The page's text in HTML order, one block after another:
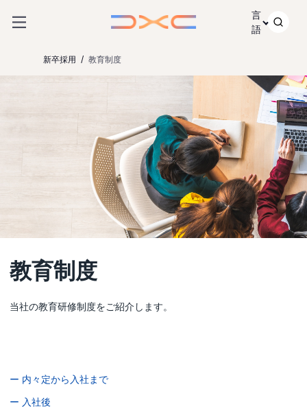
言
語
新卒採用 教育制度
教育制度
当社の教育研修制度をご紹介します。
ー 内々定から入社まで
ー 入社後